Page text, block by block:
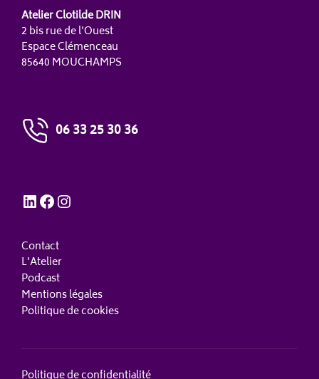
Atelier Clotilde DRIN
2 bis rue de l'Ouest
Espace Clémenceau
85640 MOUCHAMPS
06 33 25 30 36
LinkedIn
Facebook
Instagram
Contact
L'Atelier
Podcast
Mentions légales
Politique de cookies